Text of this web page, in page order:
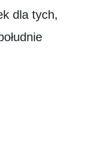
dla tych,